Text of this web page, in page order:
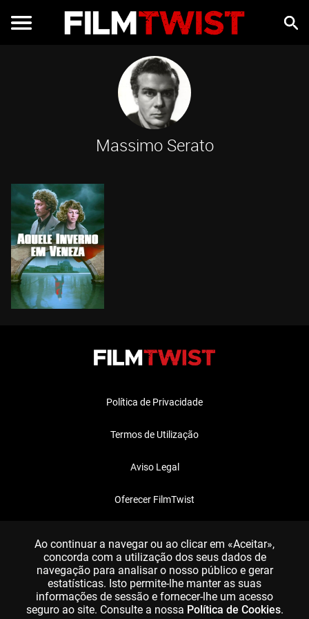
Massimo Serato
Política de Privacidade
Termos de Utilização
Aviso Legal
Oferecer FilmTwist
Ao continuar a navegar ou ao clicar em «Aceitar»,
concorda com a utilização dos seus dados de
navegação para analisar o nosso público e gerar
estatísticas. Isto permite-lhe manter as suas
informações de sessão e fornecer-lhe um acesso
seguro ao site. Consulte a nossa Política de Cookies.